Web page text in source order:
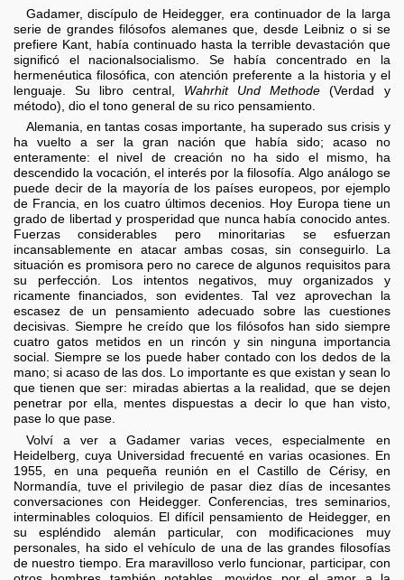
Gadamer, discípulo de Heidegger, era continuador de la larga
serie de grandes filósofos alemanes que, desde Leibniz o si se
prefiere Kant, había continuado hasta la terrible devastación que
significó el nacionalsocialismo. Se había concentrado en la
hermenéutica filosófica, con atención preferente a la historia y el
lenguaje. Su libro central, Wahrhit Und Methode(Verdad y
método), dio el tono general de su rico pensamiento.
Alemania, en tantas cosas importante, ha superado sus crisis y
ha vuelto a ser la gran nación que había sido; acaso no
enteramente: el nivel de creación no ha sido el mismo, ha
descendido la vocación, el interés por la filosofía. Algo análogo se
puede decir de la mayoría de los países europeos, por ejemplo
de Francia, en los cuatro últimos decenios. Hoy Europa tiene un
grado de libertad y prosperidad que nunca había conocido antes.
Fuerzas considerables pero minoritarias se esfuerzan
incansablemente en atacar ambas cosas, sin conseguirlo. La
situación es promisora pero no carece de algunos requisitos para
su perfección. Los intentos negativos, muy organizados y
ricamente financiados, son evidentes. Tal vez aprovechan la
escasez de un pensamiento adecuado sobre las cuestiones
decisivas. Siempre he creído que los filósofos han sido siempre
cuatro gatos metidos en un rincón y sin ninguna importancia
social. Siempre se los puede haber contado con los dedos de la
mano; si acaso de las dos. Lo importante es que existan y sean lo
que tienen que ser: miradas abiertas a la realidad, que se dejen
penetrar por ella, mentes dispuestas a decir lo que han visto,
pase lo que pase.
Volví a ver a Gadamer varias veces, especialmente en
Heidelberg, cuya Universidad frecuenté en varias ocasiones. En
1955, en una pequeña reunión en el Castillo de Cérisy, en
Normandía, tuve el privilegio de pasar diez días de incesantes
conversaciones con Heidegger. Conferencias, tres seminarios,
interminables coloquios. El difícil pensamiento de Heidegger, en
su espléndido alemán particular, con modificaciones muy
personales, ha sido el vehículo de una de las grandes filosofías
de nuestro tiempo. Era maravilloso verlo funcionar, participar, con